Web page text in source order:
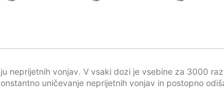
neprijetnih vonjav. V vsaki dozi je vsebine za 3000
uničevanje neprijetnih vonjav in postopno